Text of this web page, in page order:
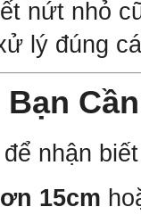
nứt nhỏ
lý đúng
Bạn
nhận
15cm